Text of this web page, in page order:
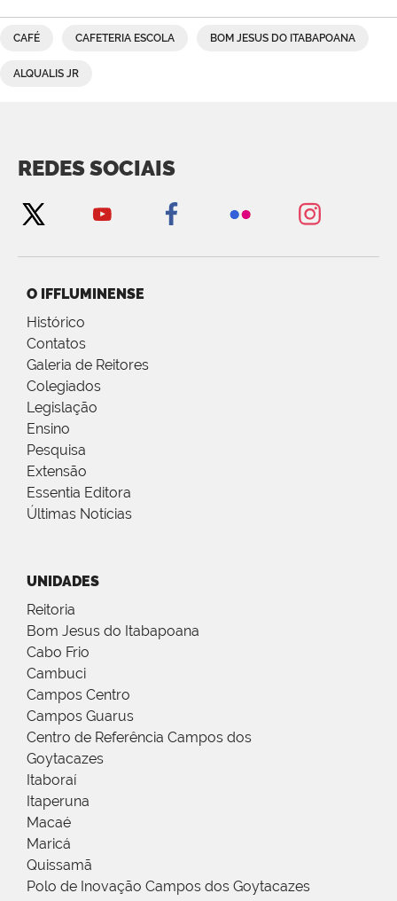
CAFÉ CAFETERIA ESCOLA BOM JESUS DO ITABAPOANA
ALQUALIS JR
REDES SOCIAIS
O IFFLUMINENSE
Histórico
Contatos
Galeria de Reitores
Colegiados
Legislação
Ensino
Pesquisa
Extensão
Essentia Editora
Últimas Notícias
UNIDADES
Reitoria
Bom Jesus do Itabapoana
Cabo Frio
Cambuci
Campos Centro
Campos Guarus
Centro de Referência Campos dos
Goytacazes
Itaboraí
Itaperuna
Macaé
Maricá
Quissamã
Polo de Inovação Campos dos Goytacazes